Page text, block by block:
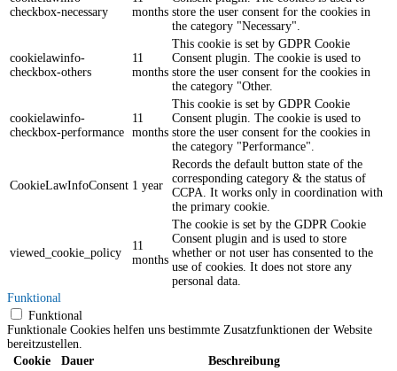
checkbox-necessary
months store the user consent for the cookies in
the category "Necessary".
cookielawinfo-
checkbox-others
11
months
This cookie is set by GDPR Cookie
Consent plugin. The cookie is used to
store the user consent for the cookies in
the category "Other.
cookielawinfo-
checkbox-performance
11
months
This cookie is set by GDPR Cookie
Consent plugin. The cookie is used to
store the user consent for the cookies in
the category "Performance".
CookieLawInfoConsent 1 year
Records the default button state of the
corresponding category & the status of
CCPA. It works only in coordination with
the primary cookie.
viewed_cookie_policy
11
months
The cookie is set by the GDPR Cookie
Consent plugin and is used to store
whether or not user has consented to the
use of cookies. It does not store any
personal data.
Funktional
Funktional
Funktionale Cookies helfen uns bestimmte Zusatzfunktionen der Website
bereitzustellen.
Cookie
Dauer
Beschreibung